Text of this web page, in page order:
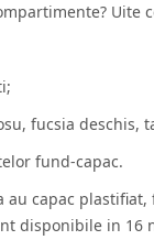
Uite
fucsia
fund-capac.
capac
disponibile in